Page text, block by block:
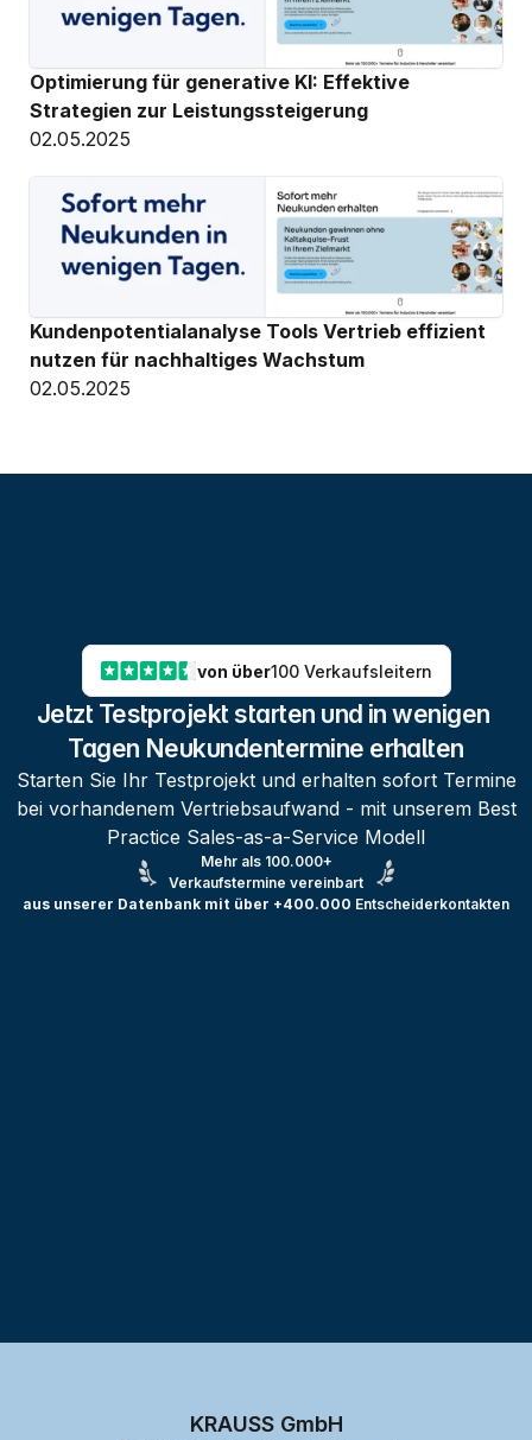
Optimierung für generative KI: Effektive
Strategien zur Leistungssteigerung
02.05.2025
Kundenpotentialanalyse Tools Vertrieb effizient
nutzen für nachhaltiges Wachstum
02.05.2025
von über100 Verkaufsleitern
Jetzt Testprojekt starten und in wenigen
Tagen Neukundentermine erhalten
Starten Sie Ihr Testprojekt und erhalten sofort Termine
bei vorhandenem Vertriebsaufwand - mit unserem Best
Practice Sales-as-a-Service Modell
Mehr als 100.000+
Verkaufstermine vereinbart
aus unserer Datenbank mit über +400.000 Entscheiderkontakten
KRAUSS GmbH